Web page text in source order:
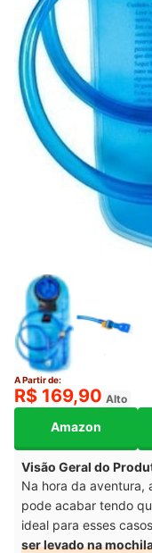
A Partir de:
R$ 169,90 Alto
Amazon
Visão Geral do
Na hora da aventura,
pode acabar tendo
ideal para esses
ser levado na